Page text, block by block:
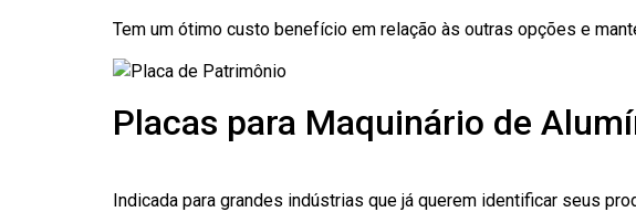
Tem um ótimo custo benefício em relação às outras opções e
Placas para Maquinário de
Indicada para grandes indústrias que já querem identificar seus